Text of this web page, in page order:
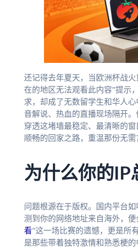
还记得去年夏天，当欧洲杯战
在的地区无法观看此内容”提示
求，却成了无数留学生和华人
音解说、热血的直播现场隔开
穿透这堵墙最稳定、最清晰的
顺畅的回家之路，重温那份无需
为什么你的IP
问题根源在于版权。国内平台
测到你的网络地址来自海外，
看”这一场比赛的遗憾，更是所
是那些带着独特激情和熟悉梗